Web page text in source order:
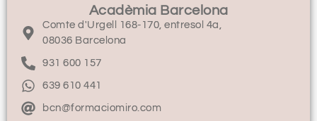
Acadèmia Barcelona
Comte d'Urgell 168-170, entresol 4a,
08036 Barcelona
931 600 157
639 610 441
bcn@formaciomiro.com